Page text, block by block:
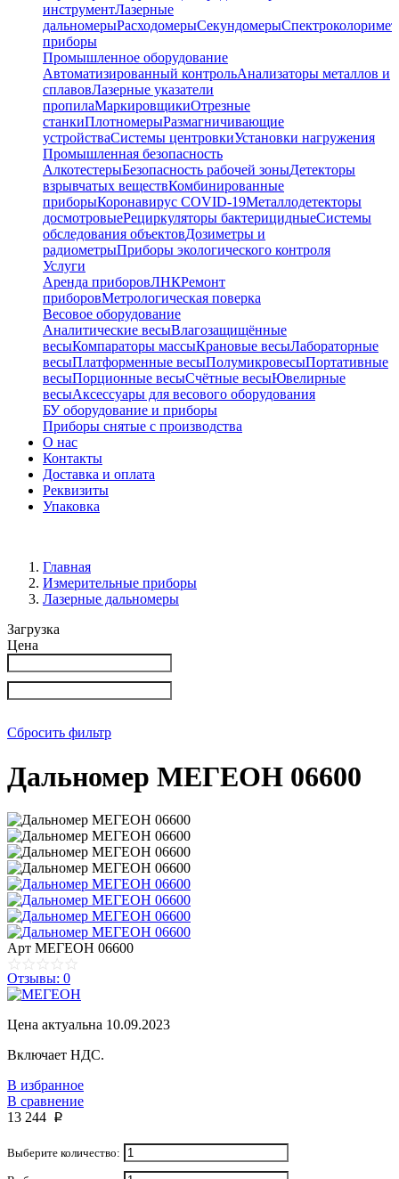
инструментЛазерные
дальномерыРасходомерыСекундомеры
приборы
Промышленное оборудование
Автоматизированный контрольАнализаторы металлов и
сплавовЛазерные указатели
пропилаМаркировщикиОтрезные
станкиПлотномерыРазмагничивающие
устройстваСистемы центровкиУстановки нагружения
Промышленная безопасность
АлкотестерыБезопасность рабочей зоныДетекторы
взрывчатых веществКомбинированные
приборыКоронавирус COVID-19Металлодетекторы
досмотровыеРециркуляторы бактерицидныеСистемы
обследования объектовДозиметры и
радиометрыПриборы экологического контроля
Услуги
Аренда приборовЛНКРемонт
приборовМетрологическая поверка
Весовое оборудование
Аналитические весыВлагозащищённые
весыКомпараторы массыКрановые весыЛабораторные
весыПлатформенные весыПолумикровесыПортативные
весыПорционные весыСчётные весыЮвелирные
весыАксессуары для весового оборудования
БУ оборудование и приборы
Приборы снятые с производства
О нас
Контакты
Доставка и оплата
Реквизиты
Упаковка
Главная
Измерительные приборы
Лазерные дальномеры
Загрузка
Цена
Сбросить фильтр
Дальномер МЕГЕОН 06600
Арт МЕГЕОН 06600
Отзывы: 0
Цена актуальна 10.09.2023
Включает НДС.
В избранное
В сравнение
13 244 p
Выберите количество: